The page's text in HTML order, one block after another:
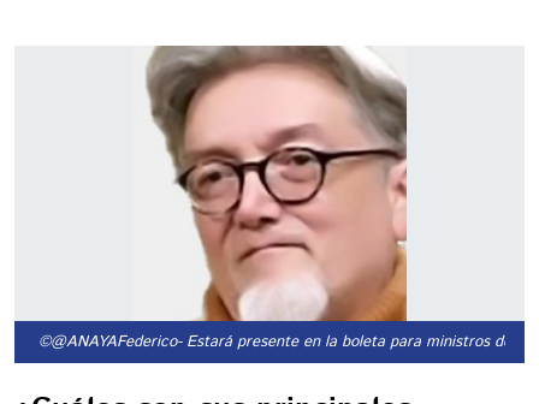
©@ANAYAFederico- Estará presente en la boleta para ministros de la